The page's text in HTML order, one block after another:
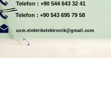
Telefon : +90 544 643 32 41
Telefon : +90 543 695 79 58
uzm.elektrikelektronik@gmail.com